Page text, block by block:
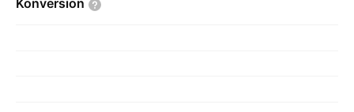
Konversion